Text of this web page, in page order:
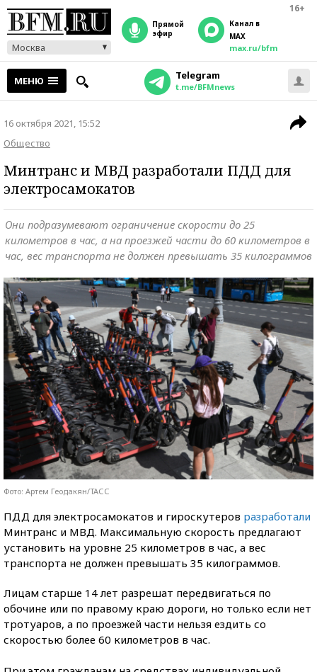
16+
Москва
прямой
эфир
Канал в
MAX
max.ru/bfm
МЕНЮ Telegram
t.me/BFMnews
16 октября 2021, 15:52
Общество
Минтранс и МВД разработали ПДД для
электросамокатов
Они подразумевают ограничение скорости до 25
километров в час, а на проезжей части до 60 километров в
час, вес транспорта не должен превышать 35 килограммов
Фото: Артем Геодакян/ТАСС
ПДД для электросамокатов и гироскутеров разработали
Минтранс и МВД. Максимальную скорость предлагают
установить на уровне 25 километров в час, а вес
транспорта не должен превышать 35 килограммов.
Лицам старше 14 лет разрешат передвигаться по
обочине или по правому краю дороги, но только если нет
тротуаров, а по проезжей части нельзя ездить со
скоростью более 60 километров в час.